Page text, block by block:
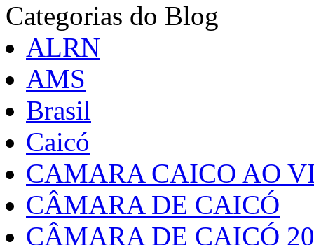
Categorias do Blog
ALRN
AMS
Brasil
Caicó
CAMARA CAICO AO
CÂMARA DE CAICÓ
CÂMARA DE CAICÓ